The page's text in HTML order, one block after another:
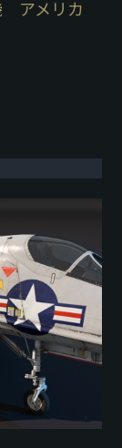
アメリカ